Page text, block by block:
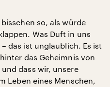
so, als würde
Was Duft in uns
das ist unglaublich. Es ist
das Geheimnis von
dass wir, unsere
Leben eines Menschen,